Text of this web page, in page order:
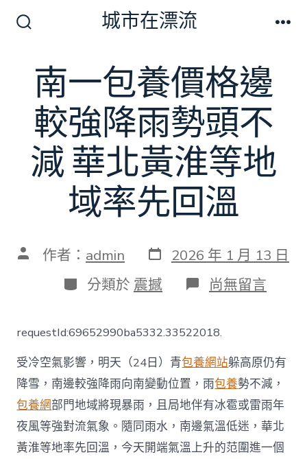
切
換
開
關
城市在漂流
南一包養價格邊
較強降雨勢頭不
減 華北黃淮等地
域率先回溫
文 作者： admin 發
表
日
期
2026 年 1 月 13 日
分
類
分類於 震撼 在
〈南
包
養
價
格
邊
較
強
降
雨
勢
尚無留言
requestId:69652990ba5332.33522018.
受冷空氣影響，明天（24日）青包養網站躲高原仍有
降雪，南邊較強降雨向南變動位置，雨包養勢不減，
包養網部門地域將現暴雨，且局地伴有冰雹或雷雨年
夜風等強對流氣象。隨同雨水，南邊氣溫低迷，華北
黃淮等地率先回溫，今天開端氣溫上升的范圍進一個